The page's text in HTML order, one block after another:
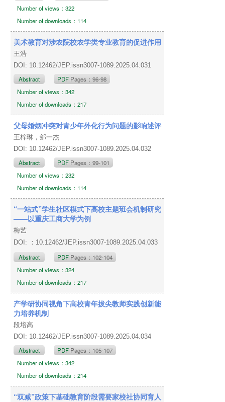
Number of views：322
Number of downloads：114
美术教育对涉农院校农学类专业教育的促进作用
王浩
DOI: 10.12462/JEP.issn3007-1089.2025.04.031
Abstract PDF Pages：96-98
Number of views：342
Number of downloads：217
父母婚姻冲突对青少年外化行为问题的影响述评
王梓琳，郐一杰
DOI: 10.12462/JEP.issn3007-1089.2025.04.032
Abstract PDF Pages：99-101
Number of views：232
Number of downloads：114
“一站式”学生社区模式下高校主题班会机制研究
——以重庆工商大学为例
梅艺
DOI: ：10.12462/JEP.issn3007-1089.2025.04.033
Abstract PDF Pages：102-104
Number of views：324
Number of downloads：217
产学研协同视角下高校青年拔尖教师实践创新能
力培养机制
段培高
DOI: 10.12462/JEP.issn3007-1089.2025.04.034
Abstract PDF Pages：105-107
Number of views：342
Number of downloads：214
“双减”政策下基础教育阶段需要家校社协同育人